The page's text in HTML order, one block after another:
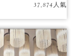
37,874人氣